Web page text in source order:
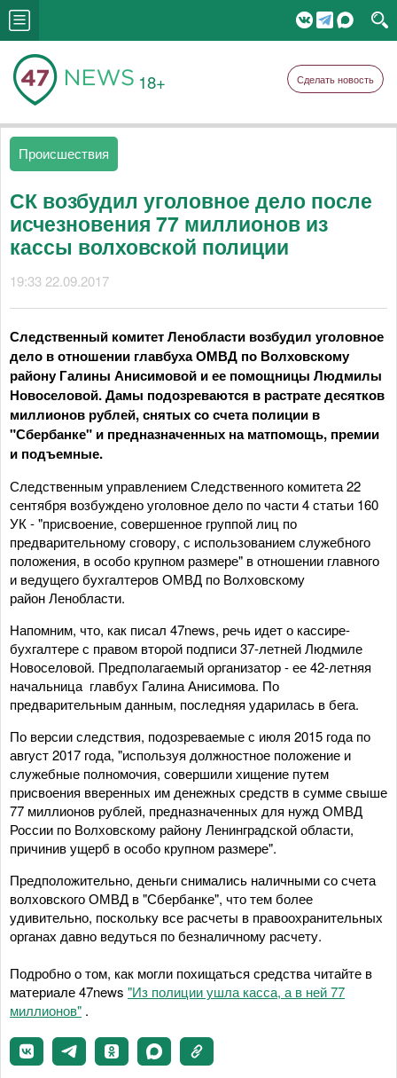
18+ Сделать новость
Происшествия
СК возбудил уголовное дело после
исчезновения 77 миллионов из
кассы волховской полиции
19:33 22.09.2017
Следственный комитет Ленобласти возбудил уголовное
дело в отношении главбуха ОМВД по Волховскому
району Галины Анисимовой и ее помощницы Людмилы
Новоселовой. Дамы подозреваются в растрате десятков
миллионов рублей, снятых со счета полиции в
"Сбербанке" и предназначенных на матпомощь, премии
и подъемные.
Следственным управлением Следственного комитета 22
сентября возбуждено уголовное дело по части 4 статьи 160
УК - "присвоение, совершенное группой лиц по
предварительному сговору, с использованием служебного
положения, в особо крупном размере" в отношении главного
и ведущего бухгалтеров ОМВД по Волховскому
район Ленобласти.
Напомним, что, как писал 47news, речь идет о кассире-
бухгалтере с правом второй подписи 37-летней Людмиле
Новоселовой. Предполагаемый организатор - ее 42-летняя
начальница главбух Галина Анисимова. По
предварительным данным, последняя ударилась в бега.
По версии следствия, подозреваемые с июля 2015 года по
август 2017 года, "используя должностное положение и
служебные полномочия, совершили хищение путем
присвоения вверенных им денежных средств в сумме свыше
77 миллионов рублей, предназначенных для нужд ОМВД
России по Волховскому району Ленинградской области,
причинив ущерб в особо крупном размере".
Предположительно, деньги снимались наличными со счета
волховского ОМВД в "Сбербанке", что тем более
удивительно, поскольку все расчеты в правоохранительных
органах давно ведуться по безналичному расчету.
Подробно о том, как могли похищаться средства читайте в
материале 47news "Из полиции ушла касса, а в ней 77
миллионов" .